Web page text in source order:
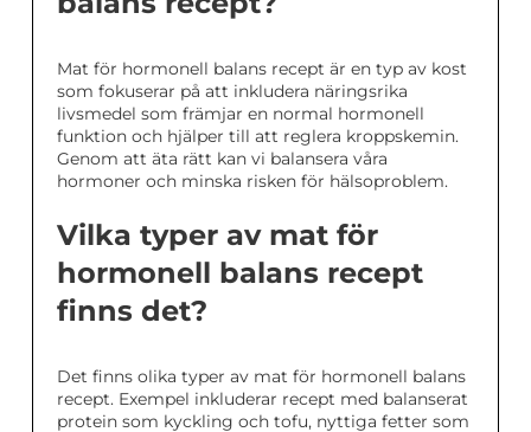
Mat för hormonell balans recept är en typ av kost
som fokuserar på att inkludera näringsrika
livsmedel som främjar en normal hormonell
funktion och hjälper till att reglera kroppskemin.
Genom att äta rätt kan vi balansera våra
hormoner och minska risken för hälsoproblem.
Vilka typer av mat för
hormonell balans recept
finns det?
Det finns olika typer av mat för hormonell balans
recept. Exempel inkluderar recept med balanserat
protein som kyckling och tofu, nyttiga fetter som